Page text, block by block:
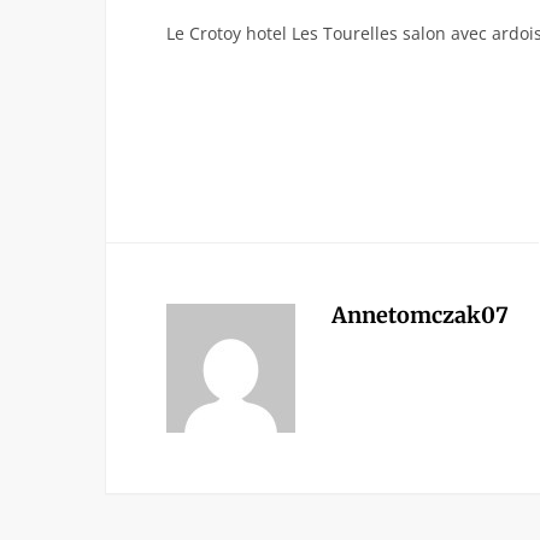
Le Crotoy hotel Les Tourelles salon avec
Annetomczak07